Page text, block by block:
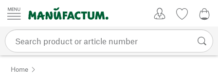
Skip to content
Home